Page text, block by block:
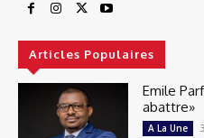
Articles Populaires
Emile
abattre»
A La Une